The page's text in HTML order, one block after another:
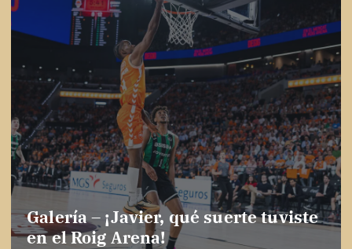
Galería – ¡Javier, qué suerte tuviste
en el Roig Arena!